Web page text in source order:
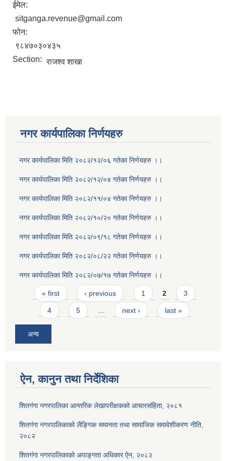
ईमेल:
sitganga.revenue@gmail.com
फोन:
९८४७०३०४३५
Section: राजश्व शाखा
नगर कार्यपालिका निर्णयहरु
नगर कार्यपालिका मिति २०८२/१२/०६ गतेका निर्णयहरु ।।
नगर कार्यपालिका मिति २०८२/१२/०४ गतेका निर्णयहरु ।।
नगर कार्यपालिका मिति २०८२/११/०४ गतेका निर्णयहरु ।।
नगर कार्यपालिका मिति २०८२/१०/२० गतेका निर्णयहरु ।।
नगर कार्यपालिका मिति २०८२/०९/१८ गतेका निर्णयहरु ।।
नगर कार्यपालिका मिति २०८२/०८/२२ गतेका निर्णयहरु ।।
नगर कार्यपालिका मिति २०८२/०७/१७ गतेका निर्णयहरु ।।
Pages
« first ‹ previous 1 2 3
4 5 … next › last »
अन्य
ऐन, कानुन तथा निर्देशिका
शितगंगा नगरपालिका आन्तरिक लेखापरीक्षकको आचारसंहिता, २०८१
शितगंगा नगरपालिकाको लैङ्गिक समानता तथा सामाजिक समावेशीकरण नीति,
२०८२
शितगंगा नगरपालिकाको अपाङ्गता अधिकार ऐन, २०८२